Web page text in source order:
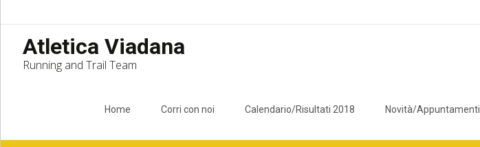
Atletica Viadana
Running and Trail Team
Home Corri con noi Calendario/Risultati 2018 Novità/Appuntamenti